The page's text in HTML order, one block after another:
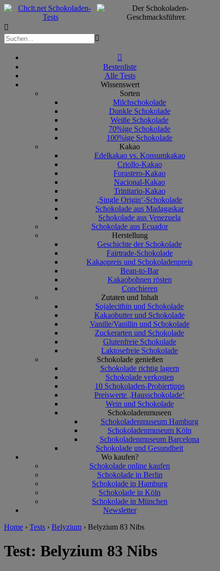



Bestenliste
Alle Tests
Wissenswert
Sorten
Milchschokolade
Dunkle Schokolade
Weiße Schokolade
70%ige Schokolade
100%ige Schokolade
Kakao
Edelkakao vs. Konsumkakao
Criollo-Kakao
Forastero-Kakao
Nacional-Kakao
Trinitario-Kakao
‚Single Origin‘-Schokolade
Schokolade aus Madagaskar
Schokolade aus Venezuela
Schokolade aus Ecuador
Herstellung
Geschichte der Schokolade
Fairtrade-Schokolade
Kakaopreis und Schokoladenpreis
Bean-to-Bar
Kakaobohnen rösten
Conchieren
Zutaten und Inhalt
Sojalecithin und Schokolade
Kakaobutter und Schokolade
Vanille/Vanillin und Schokolade
Zuckerarten und Schokolade
Glutenfreie Schokolade
Laktosefreie Schokolade
Schokolade genießen
Schokolade richtig lagern
Schokolade verkosten
10 Schokoladen-Probiertipps
Preiswerte ‚Hausschokolade‘
Wein und Schokolade
Schokoladenmuseen
Schokoladenmuseum Hamburg
Schokoladenmuseum Köln
Schokoladenmuseum Barcelona
Schokolade und Gesundheit
Wo kaufen?
Schokolade online kaufen
Schokolade in Berlin
Schokolade in Hamburg
Schokolade in Köln
Schokolade in München
Newsletter
Home › Tests › Belyzium › Belyzium 83 Nibs
Test: Belyzium 83 Nibs